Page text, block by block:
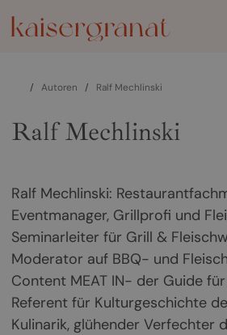
/ Autoren / Ralf Mechlinski
Ralf Mechlinski
Ralf Mechlinski:
Eventmanager, Grillprofi und
Seminarleiter für Grill &
Moderator auf BBQ- und
Content MEAT IN- der Guide
Referent für Kulturgeschichte
Kulinarik, glühender Verfechter